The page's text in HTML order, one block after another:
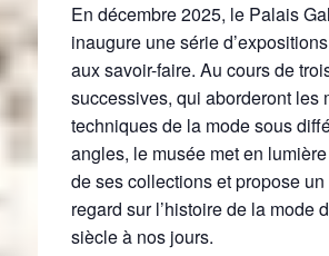
En décembre 2025, le Palais
inaugure une série
aux savoir-faire. Au cours de
successives, qui aborderont les
techniques de la mode sous
angles, le musée met en
de ses collections et propose
regard sur l’histoire de la mode
siècle à nos jours.